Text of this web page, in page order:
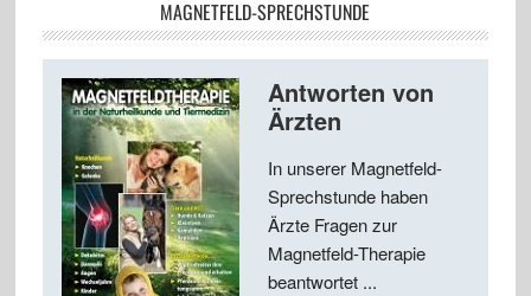
MAGNETFELD-SPRECHSTUNDE
Antworten von
Ärzten
In unserer Magnetfeld-
Sprechstunde haben
Ärzte Fragen zur
Magnetfeld-Therapie
beantwortet ...